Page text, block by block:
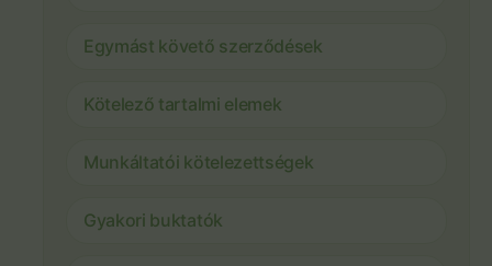
Egymást követő szerződések
Kötelező tartalmi elemek
Munkáltatói kötelezettségek
Gyakori buktatók